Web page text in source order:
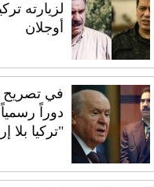
لزيارته
أوجلان
في تصريح
دوراً
"تركيا بلا